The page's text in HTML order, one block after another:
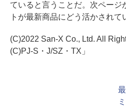
ていると言うことだ。次ページ
トが最新商品にどう活かされて
(C)2022 San-X Co., Ltd. All
(C)PJ-S・J/SZ・TX」